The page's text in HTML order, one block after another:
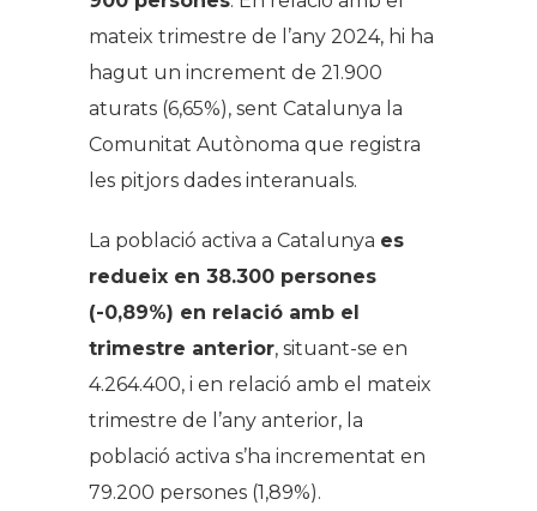
mateix trimestre de l’any 2024, hi ha
hagut un increment de 21.900
aturats (6,65%), sent Catalunya la
Comunitat Autònoma que registra
les pitjors dades interanuals.
La població activa a Catalunya es
redueix en 38.300 persones
(-0,89%) en relació amb el
trimestre anterior, situant-se en
4.264.400, i en relació amb el mateix
trimestre de l’any anterior, la
població activa s’ha incrementat en
79.200 persones (1,89%).